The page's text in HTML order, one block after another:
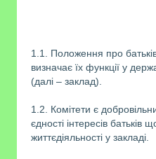
1.1. Положення про
визначає їх функції у
(далі – заклад).
1.2. Комітети є
єдності інтересів батьків
життєдіяльності у закладі.